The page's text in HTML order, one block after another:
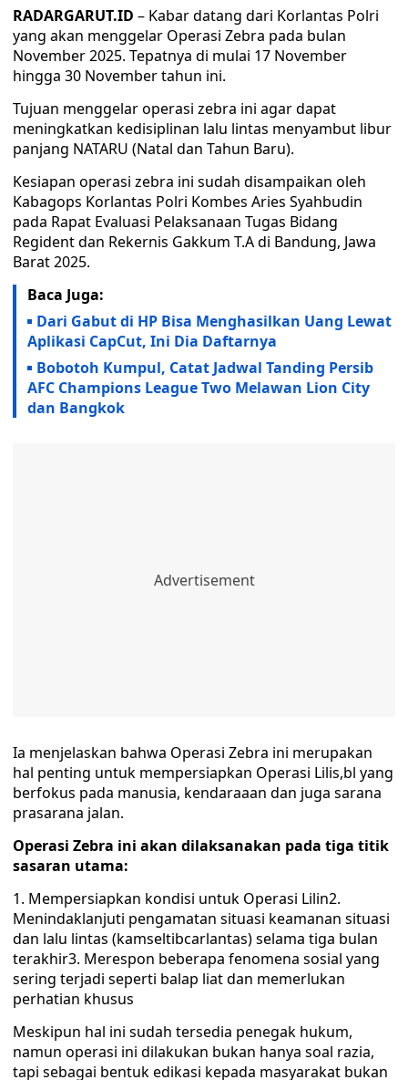
RADARGARUT.ID – Kabar datang dari Korlantas Polri
yang akan menggelar Operasi Zebra pada bulan
November 2025. Tepatnya di mulai 17 November
hingga 30 November tahun ini.
Tujuan menggelar operasi zebra ini agar dapat
meningkatkan kedisiplinan lalu lintas menyambut libur
panjang NATARU (Natal dan Tahun Baru).
Kesiapan operasi zebra ini sudah disampaikan oleh
Kabagops Korlantas Polri Kombes Aries Syahbudin
pada Rapat Evaluasi Pelaksanaan Tugas Bidang
Regident dan Rekernis Gakkum T.A di Bandung, Jawa
Barat 2025.
Baca Juga:
Dari Gabut di HP Bisa Menghasilkan Uang Lewat
Aplikasi CapCut, Ini Dia Daftarnya
Bobotoh Kumpul, Catat Jadwal Tanding Persib
AFC Champions League Two Melawan Lion City
dan Bangkok
Ia menjelaskan bahwa Operasi Zebra ini merupakan
hal penting untuk mempersiapkan Operasi Lilis,bl yang
berfokus pada manusia, kendaraaan dan juga sarana
prasarana jalan.
Operasi Zebra ini akan dilaksanakan pada tiga titik
sasaran utama:
1. Mempersiapkan kondisi untuk Operasi Lilin2.
Menindaklanjuti pengamatan situasi keamanan situasi
dan lalu lintas (kamseltibcarlantas) selama tiga bulan
terakhir3. Merespon beberapa fenomena sosial yang
sering terjadi seperti balap liat dan memerlukan
perhatian khusus
Meskipun hal ini sudah tersedia penegak hukum,
namun operasi ini dilakukan bukan hanya soal razia,
tapi sebagai bentuk edikasi kepada masyarakat bukan